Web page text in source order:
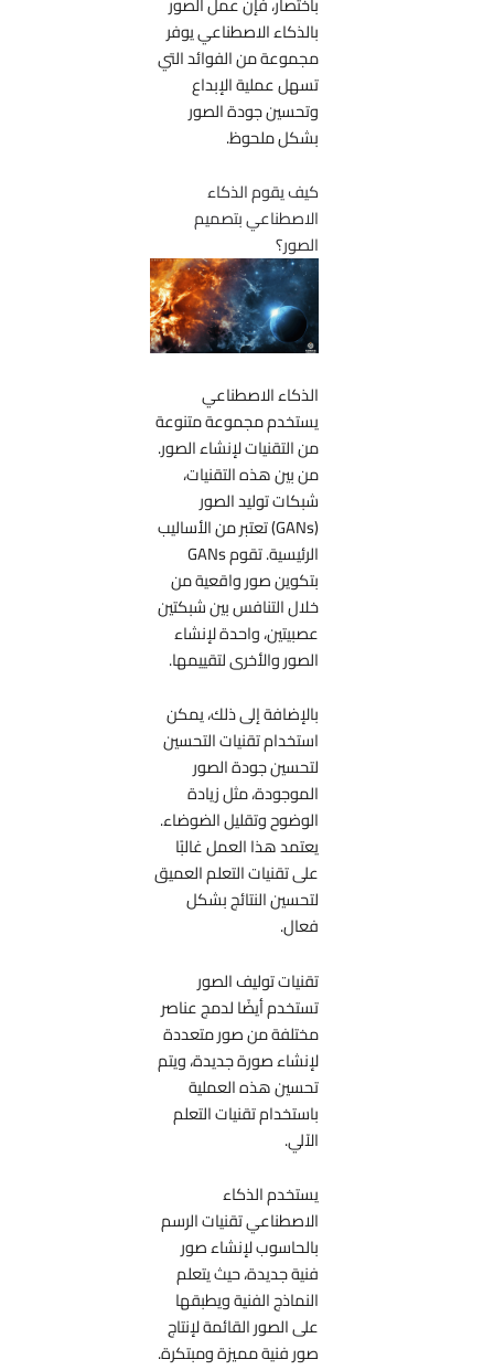
بالذكاء الاصطناعي يوفر
مجموعة من الفوائد التي
تسهل عملية الإبداع
وتحسين جودة الصور
بشكل ملحوظ.
كيف يقوم الذكاء
الاصطناعي بتصميم
الصور؟
الذكاء الاصطناعي
يستخدم مجموعة متنوعة
من التقنيات لإنشاء الصور.
من بين هذه التقنيات،
شبكات توليد الصور
(GANs) تعتبر من الأساليب
الرئيسية. تقوم GANs
بتكوين صور واقعية من
خلال التنافس بين شبكتين
عصبيتين، واحدة لإنشاء
الصور والأخرى لتقييمها.
بالإضافة إلى ذلك، يمكن
استخدام تقنيات التحسين
لتحسين جودة الصور
الموجودة، مثل زيادة
الوضوح وتقليل الضوضاء.
يعتمد هذا العمل غالبًا
على تقنيات التعلم العميق
لتحسين النتائج بشكل
فعال.
تقنيات توليف الصور
تستخدم أيضًا لدمج عناصر
مختلفة من صور متعددة
لإنشاء صورة جديدة، ويتم
تحسين هذه العملية
باستخدام تقنيات التعلم
الآلي.
يستخدم الذكاء
الاصطناعي تقنيات الرسم
بالحاسوب لإنشاء صور
فنية جديدة، حيث يتعلم
النماذج الفنية ويطبقها
على الصور القائمة لإنتاج
صور فنية مميزة ومبتكرة.